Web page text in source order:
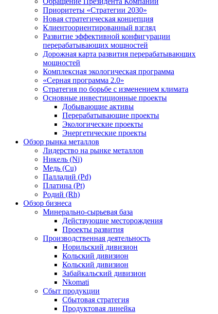
Приоритеты «Стратегии 2030»
Новая стратегическая концепция
Клиентоориентированный взгляд
Развитие эффективной конфигурации
перерабатывающих мощностей
Дорожная карта развития перерабатывающих
мощностей
Комплексная экологическая программа
«Серная программа 2.0»
Стратегия по борьбе с изменением климата
Основные инвестиционные проекты
Добывающие активы
Перерабатывающие проекты
Экологические проекты
Энергетические проекты
Обзор рынка металлов
Лидерство на рынке металлов
Никель (Ni)
Медь (Cu)
Палладий (Pd)
Платина (Pt)
Родий (Rh)
Обзор бизнеса
Минерально-сырьевая база
Действующие месторождения
Проекты развития
Производственная деятельность
Норильский дивизион
Кольский дивизион
Кольский дивизион
Забайкальский дивизион
Nkomati
Сбыт продукции
Сбытовая стратегия
Продуктовая линейка